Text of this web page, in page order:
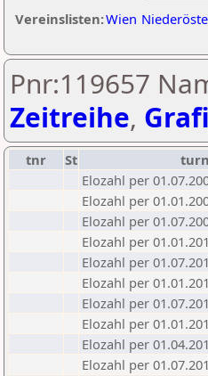
Vereinslisten:Wien
Pnr:119657
Zeitreihe,
tnr St
Elozahl per
Elozahl per
Elozahl per
Elozahl per
Elozahl per
Elozahl per
Elozahl per
Elozahl per
Elozahl per
Elozahl per